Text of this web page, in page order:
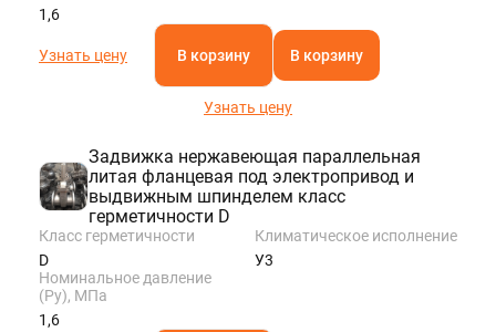
1,6
Узнать цену В корзину В корзину
Узнать цену
Задвижка нержавеющая параллельная
литая фланцевая под электропривод и
выдвижным шпинделем класс
герметичности D
Класс герметичности
D
Климатическое исполнение
У3
Номинальное давление
(Ру), МПа
1,6